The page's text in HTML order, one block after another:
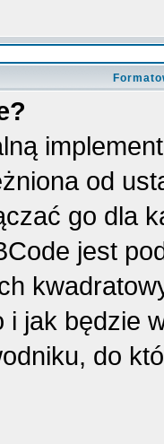
od
go dla
jest
i jak będzie
do